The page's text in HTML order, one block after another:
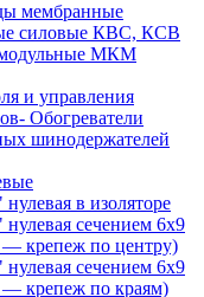
мембранные
силовые КВС, КСВ
МКМ
и управления
Обогреватели
шинодержателей
в изоляторе
сечением 6х9
крепеж по центру)
сечением 6х9
крепеж по краям)